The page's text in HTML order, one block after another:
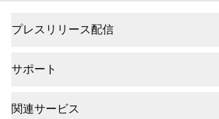
プレスリリース配信
サポート
関連サービス